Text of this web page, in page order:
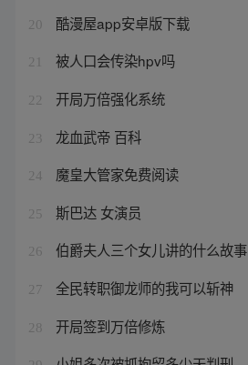
20 酷漫屋app安卓版下载
21 被人口会传染hpv吗
22 开局万倍强化系统
23 龙血武帝 百科
24 魔皇大管家免费阅读
25 斯巴达 女演员
26 伯爵夫人三个女儿讲的什么故事
27 全民转职御龙师的我可以斩神
28 开局签到万倍修炼